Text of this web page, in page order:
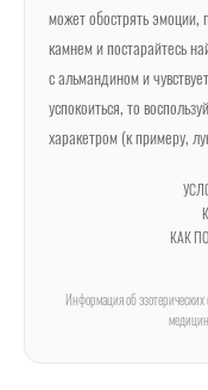
может обострять эмоции,
камнем и постарайтесь
с альмандином и
успокоиться, то
харакетром (к примеру,
КАК
Информация об эзотерических